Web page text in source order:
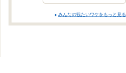
みんなの観たいワケをもっと見る